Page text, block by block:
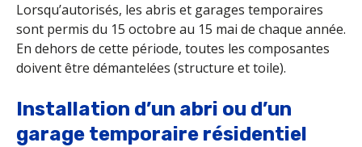
Lorsqu’autorisés, les abris et garages temporaires
sont permis du 15 octobre au 15 mai de chaque année.
En dehors de cette période, toutes les composantes
doivent être démantelées (structure et toile).
Installation d’un abri ou d’un
garage temporaire résidentiel